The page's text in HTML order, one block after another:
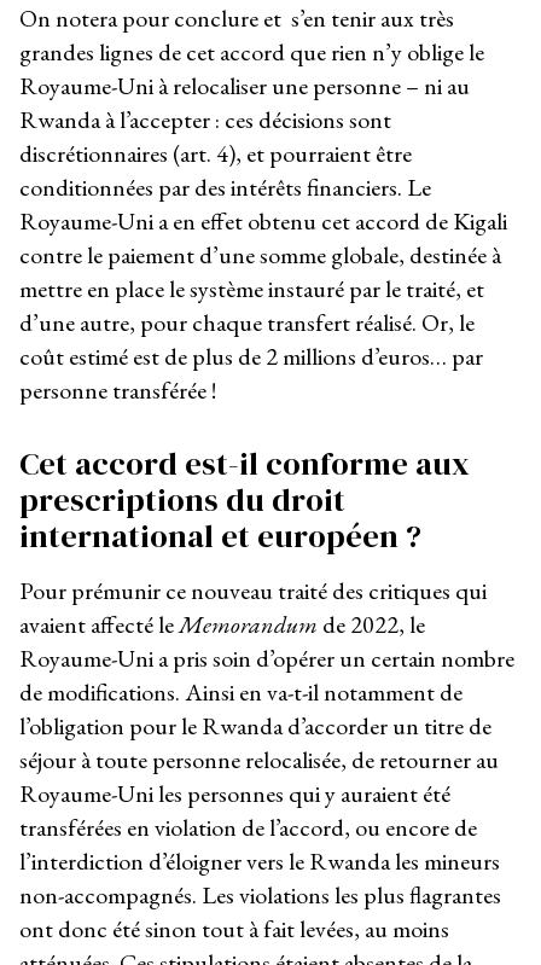
On notera pour conclure et s’en tenir aux très
grandes lignes de cet accord que rien n’y oblige le
Royaume-Uni à relocaliser une personne – ni au
Rwanda à l’accepter : ces décisions sont
discrétionnaires (art. 4), et pourraient être
conditionnées par des intérêts financiers. Le
Royaume-Uni a en effet obtenu cet accord de Kigali
contre le paiement d’une somme globale, destinée à
mettre en place le système instauré par le traité, et
d’une autre, pour chaque transfert réalisé. Or, le
coût estimé est de plus de 2 millions d’euros… par
personne transférée !
Cet accord est-il conforme aux
prescriptions du droit
international et européen ?
Pour prémunir ce nouveau traité des critiques qui
avaient affecté leMemorandum de 2022, le
Royaume-Uni a pris soin d’opérer un certain nombre
de modifications. Ainsi en va-t-il notamment de
l’obligation pour le Rwanda d’accorder un titre de
séjour à toute personne relocalisée, de retourner au
Royaume-Uni les personnes qui y auraient été
transférées en violation de l’accord, ou encore de
l’interdiction d’éloigner vers le Rwanda les mineurs
non-accompagnés. Les violations les plus flagrantes
ont donc été sinon tout à fait levées, au moins